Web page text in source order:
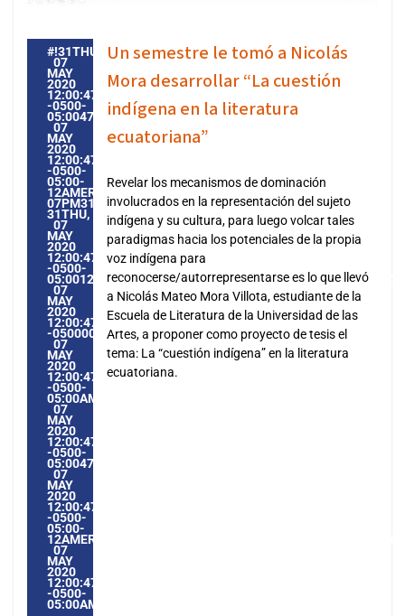
#!31THU,
07
MAY
2020
12:00:47
-0500-
05:004731#31THU,
07
MAY
2020
12:00:47
-0500-
05:00-
12AMERICA/GUAYAQUIL3131AMERICA/GUAYAQUIL202031
07PM31PM-
31THU,
07
MAY
2020
12:00:47
-0500-
05:0012AMERICA/GUAYAQUIL3131AMERICA/
07
MAY
2020
12:00:47
-05000012005PMTHURSDAY=1009#!31THU,
07
MAY
2020
12:00:47
-0500-
05:00AMERICA/GUAYAQUIL5#MAY#!31THU,
07
MAY
2020
12:00:47
-0500-
05:004731#/31THU,
07
MAY
2020
12:00:47
-0500-
05:00-
12AMERICA/GUAYAQUIL3131AMERICA/
07
MAY
2020
12:00:47
-0500-
05:00AMERICA/GUAYAQUIL5#
Un semestre le tomó a Nicolás
Mora desarrollar “La cuestión
indígena en la literatura
ecuatoriana”
Revelar los mecanismos de dominación
involucrados en la representación del sujeto
indígena y su cultura, para luego volcar tales
paradigmas hacia los potenciales de la propia
voz indígena para
reconocerse/autorrepresentarse es lo que llevó
a Nicolás Mateo Mora Villota, estudiante de la
Escuela de Literatura de la Universidad de las
Artes, a proponer como proyecto de tesis el
tema: La “cuestión indígena” en la literatura
ecuatoriana.